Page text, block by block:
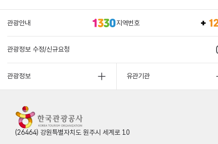
관광안내 지역번호
관광정보 수정/신규요청
관광정보 유관기관
(26464) 강원특별자치도 원주시 세계로 10